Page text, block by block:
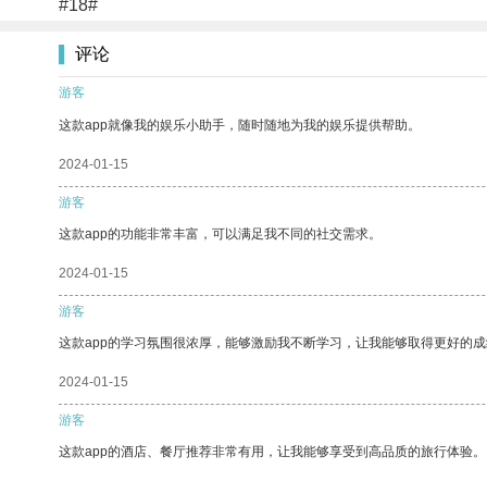
#18#
评论
游客
这款app就像我的娱乐小助手，随时随地为我的娱乐提供帮助。
2024-01-15
游客
这款app的功能非常丰富，可以满足我不同的社交需求。
2024-01-15
游客
这款app的学习氛围很浓厚，能够激励我不断学习，让我能够取得更好的
2024-01-15
游客
这款app的酒店、餐厅推荐非常有用，让我能够享受到高品质的旅行体验。